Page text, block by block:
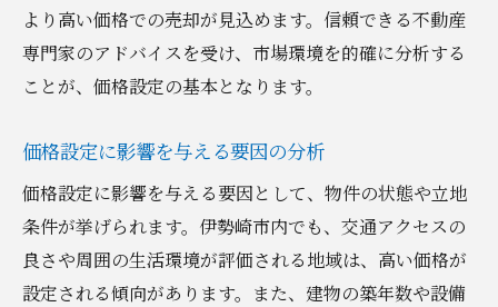
より高い価格での売却が見込めます。信頼できる不動産
専門家のアドバイスを受け、市場環境を的確に分析する
ことが、価格設定の基本となります。
価格設定に影響を与える要因の分析
価格設定に影響を与える要因として、物件の状態や立地
条件が挙げられます。伊勢崎市内でも、交通アクセスの
良さや周囲の生活環境が評価される地域は、高い価格が
設定される傾向があります。また、建物の築年数や設備